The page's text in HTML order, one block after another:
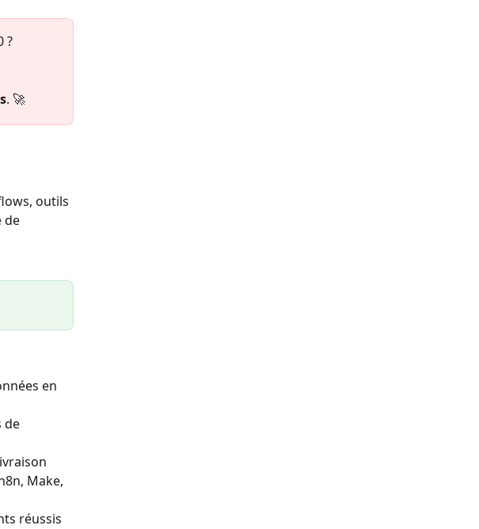
?
. 🚀
outils
de
en
de
Make,
réussis